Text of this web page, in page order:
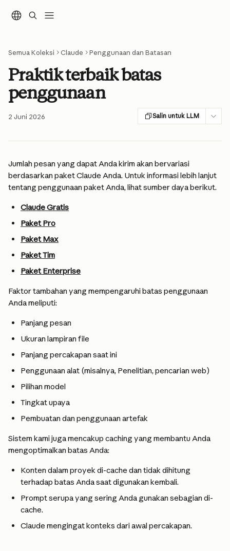
Semua Koleksi Claude Penggunaan dan Batasan
Praktik terbaik batas
penggunaan
2 Juni 2026 Salin untuk LLM
Jumlah pesan yang dapat Anda kirim akan bervariasi
berdasarkan paket Claude Anda. Untuk informasi lebih lanjut
tentang penggunaan paket Anda, lihat sumber daya berikut.
Claude Gratis
Paket Pro
Paket Max
Paket Tim
Paket Enterprise
Faktor tambahan yang mempengaruhi batas penggunaan
Anda meliputi:
Panjang pesan
Ukuran lampiran file
Panjang percakapan saat ini
Penggunaan alat (misalnya, Penelitian, pencarian web)
Pilihan model
Tingkat upaya
Pembuatan dan penggunaan artefak
Sistem kami juga mencakup caching yang membantu Anda
mengoptimalkan batas Anda:
Konten dalam proyek di-cache dan tidak dihitung
terhadap batas Anda saat digunakan kembali.
Prompt serupa yang sering Anda gunakan sebagian di-
cache.
Claude mengingat konteks dari awal percakapan.